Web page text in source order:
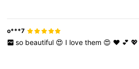
o***7
so beautiful 😍 I love them 😍 ❤️ 💕 💖